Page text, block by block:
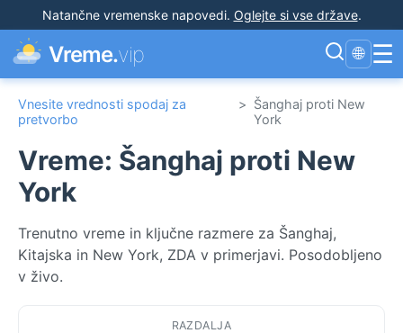
Natančne vremenske napovedi. Oglejte si vse države.
Vreme.vip 🌐 ☰
Vnesite vrednosti spodaj za
pretvorbo
> Šanghaj proti New
York
Vreme: Šanghaj proti New
York
Trenutno vreme in ključne razmere za Šanghaj,
Kitajska in New York, ZDA v primerjavi. Posodobljeno
v živo.
RAZDALJA